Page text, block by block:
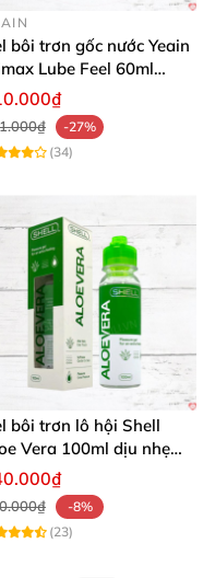
bôi trơn gốc nước Yeain
Lube Feel 60ml
hoa tối ưu
-27%
(34)
bôi trơn lô hội Shell
Vera 100ml dịu nhẹ
khoái cảm
-8%
(23)